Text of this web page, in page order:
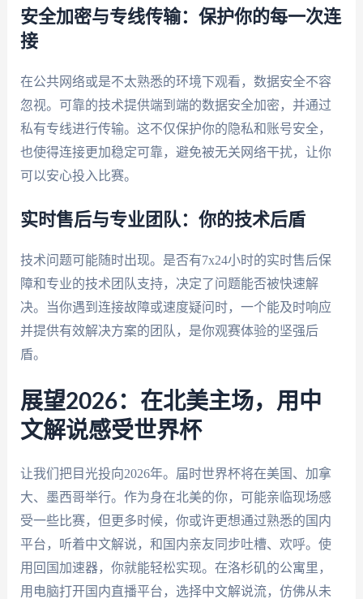
安全加密与专线传输：保护你的每一次连
接
在公共网络或是不太熟悉的环境下观看，数据安全不容
忽视。可靠的技术提供端到端的数据安全加密，并通过
私有专线进行传输。这不仅保护你的隐私和账号安全，
也使得连接更加稳定可靠，避免被无关网络干扰，让你
可以安心投入比赛。
实时售后与专业团队：你的技术后盾
技术问题可能随时出现。是否有7x24小时的实时售后保
障和专业的技术团队支持，决定了问题能否被快速解
决。当你遇到连接故障或速度疑问时，一个能及时响应
并提供有效解决方案的团队，是你观赛体验的坚强后
盾。
展望2026：在北美主场，用中
文解说感受世界杯
让我们把目光投向2026年。届时世界杯将在美国、加拿
大、墨西哥举行。作为身在北美的你，可能亲临现场感
受一些比赛，但更多时候，你或许更想通过熟悉的国内
平台，听着中文解说，和国内亲友同步吐槽、欢呼。使
用回国加速器，你就能轻松实现。在洛杉矶的公寓里，
用电脑打开国内直播平台，选择中文解说流，仿佛从未